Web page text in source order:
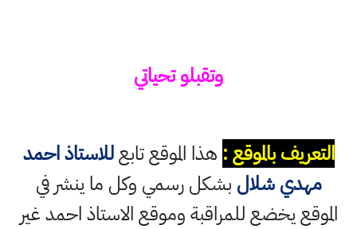
وتقبلو تحياتي
التعريف بالموقع : هذا الموقع تابعللاستاذ احمد
مهدي شلال بشكل رسمي وكل ما ينشر في
الموقع يخضع للمراقبة وموقع الاستاذ احمد غير